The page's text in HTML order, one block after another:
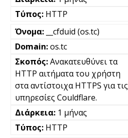
HTTP
__cfduid (os.tc)
os.tc
Ανακατευθύνει τα
HTTP αιτήματα του χρήστη
στα αντίστοιχα HTTPS για τις
υπηρεσίες Couldflare.
1 μήνας
HTTP